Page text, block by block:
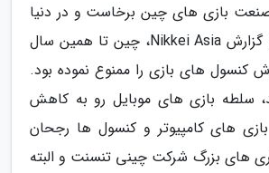
بازی های چین برخاست و در دنیا
سروصدا کرد. طبق گزارش Nikkei Asia، چین تا همین سال
فروش کنسول های بازی را ممنوع نموده بود.
سلطه بازی های موبایل رو به کاهش
های کامپیوتر و کنسول ها رجحان
های بزرگ شرکت چینی تنسنت و البته